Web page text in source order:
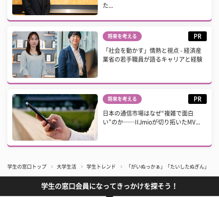
た...
将来を考える PR
「社会を動かす」情熱と視点 - 経済産
業省の若手職員が語るキャリアと経験
将来を考える PR
日本の通信市場はなぜ“複雑で面白
い”のか──IIJmioが切り拓いたMV...
学生の窓口トップ 大学生活 学生トレンド 「がいぬっかぁ」「たいしたぬぎん」「
学生の窓口会員になってきっかけを探そう！